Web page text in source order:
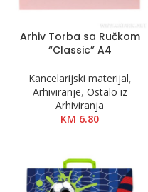
Arhiv Torba sa Ručkom
“Classic” A4
Kancelarijski materijal,
Arhiviranje, Ostalo iz
Arhiviranja
KM 6.80